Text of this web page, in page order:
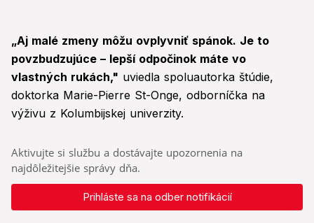
„Aj malé zmeny môžu ovplyvniť spánok. Je to
povzbudzujúce – lepší odpočinok máte vo
vlastných rukách," uviedla spoluautorka štúdie,
doktorka Marie-Pierre St-Onge, odborníčka na
výživu z Kolumbijskej univerzity.
Aktivujte si službu a dostávajte upozornenia na
najdôležitejšie správy dňa.
Prihláste sa na odber notifikácií